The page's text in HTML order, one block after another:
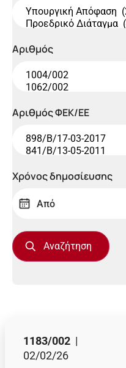
Αριθμός
Αριθμός ΦΕΚ/EE
Χρόνος δημoσίευσης
1183/002 |
02/02/26